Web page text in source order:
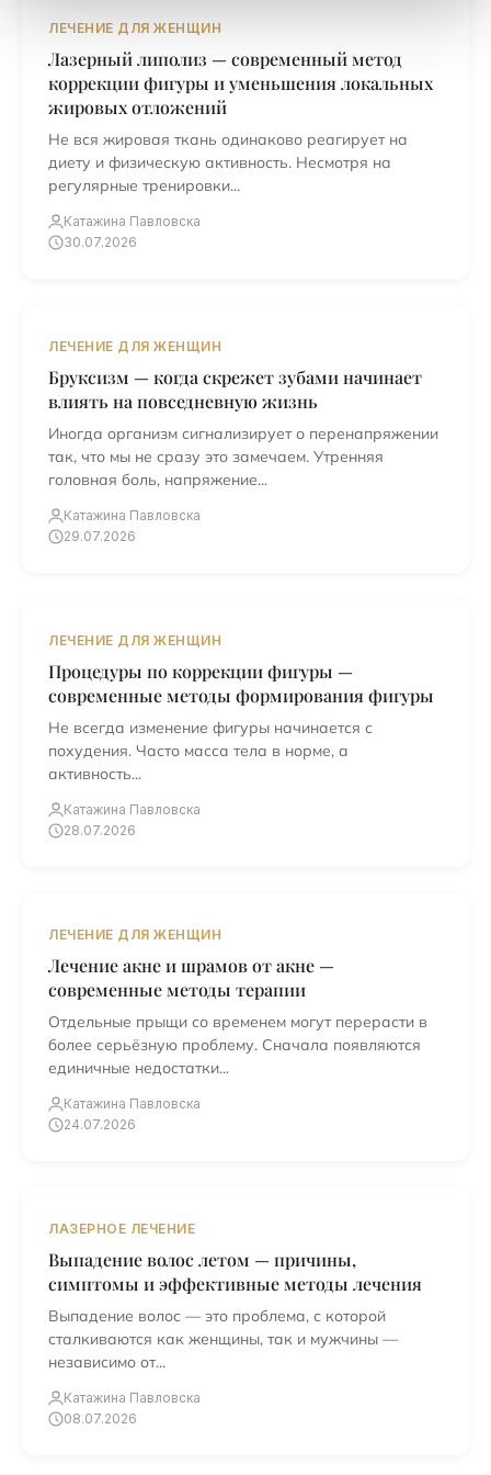
ЛЕЧЕНИЕ ДЛЯ ЖЕНЩИН
Лазерный липолиз — современный метод
коррекции фигуры и уменьшения локальных
жировых отложений
Не вся жировая ткань одинаково реагирует на
диету и физическую активность. Несмотря на
регулярные тренировки...
Катажина Павловска
30.07.2026
ЛЕЧЕНИЕ ДЛЯ ЖЕНЩИН
Бруксизм — когда скрежет зубами начинает
влиять на повседневную жизнь
Иногда организм сигнализирует о перенапряжении
так, что мы не сразу это замечаем. Утренняя
головная боль, напряжение...
Катажина Павловска
29.07.2026
ЛЕЧЕНИЕ ДЛЯ ЖЕНЩИН
Процедуры по коррекции фигуры —
современные методы формирования фигуры
Не всегда изменение фигуры начинается с
похудения. Часто масса тела в норме, а
активность...
Катажина Павловска
28.07.2026
ЛЕЧЕНИЕ ДЛЯ ЖЕНЩИН
Лечение акне и шрамов от акне —
современные методы терапии
Отдельные прыщи со временем могут перерасти в
более серьёзную проблему. Сначала появляются
единичные недостатки...
Катажина Павловска
24.07.2026
ЛАЗЕРНОЕ ЛЕЧЕНИЕ
Выпадение волос летом — причины,
симптомы и эффективные методы лечения
Выпадение волос — это проблема, с которой
сталкиваются как женщины, так и мужчины —
независимо от...
Катажина Павловска
08.07.2026